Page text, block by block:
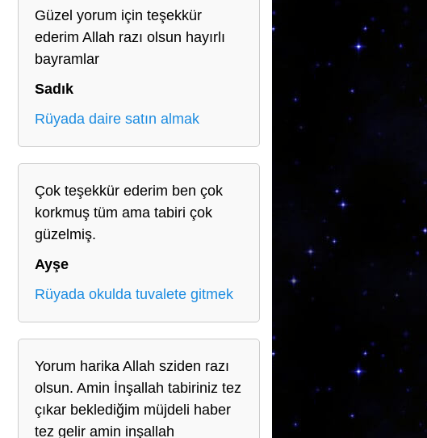
Güzel yorum için teşekkür
ederim Allah razı olsun hayırlı
bayramlar
Sadık
Rüyada daire satın almak
Çok teşekkür ederim ben çok
korkmuş tüm ama tabiri çok
güzelmiş.
Ayşe
Rüyada okulda tuvalete gitmek
Yorum harika Allah sziden razı
olsun. Amin İnşallah tabiriniz tez
çıkar beklediğim müjdeli haber
tez gelir amin inşallah